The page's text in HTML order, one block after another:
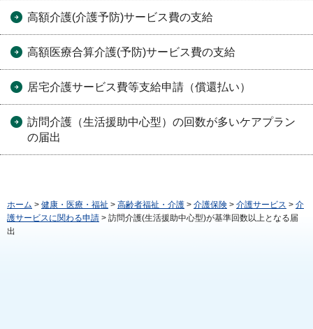
高額介護(介護予防)サービス費の支給
高額医療合算介護(予防)サービス費の支給
居宅介護サービス費等支給申請（償還払い）
訪問介護（生活援助中心型）の回数が多いケアプラン
の届出
ホーム > 健康・医療・福祉 > 高齢者福祉・介護 > 介護保険 > 介護サービス > 介
護サービスに関わる申請 > 訪問介護(生活援助中心型)が基準回数以上となる届
出